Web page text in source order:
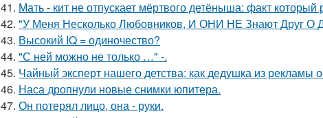
41. Мать - кит не отпускает мёртвого детёныша: факт который
42. "У Меня Несколько Любовников, И ОНИ НЕ Знают Друг О
43. Высокий IQ = одиночество?
44. "С ней можно не только …" -.
45. Чайный эксперт нашего детства: как дедушка из рекламы
46. Наса дропнули новые снимки юпитера.
47. Он потерял лицо, она - руки.